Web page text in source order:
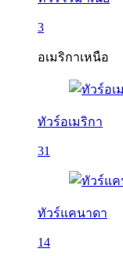
3
อเมริกาเหนือ
ทัวร์อเมริกา
31
ทัวร์แคนาดา
14